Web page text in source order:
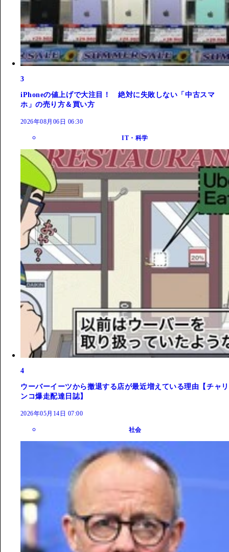
3
iPhoneの値上げで大注目！ 絶対に失敗しない「中古スマ
ホ」の売り方＆買い方
2026年08月06日 06:30
IT・科学
4
ウーバーイーツから撤退する店が最近増えている理由【チャリ
ンコ爆走配達日誌】
2026年05月14日 07:00
社会